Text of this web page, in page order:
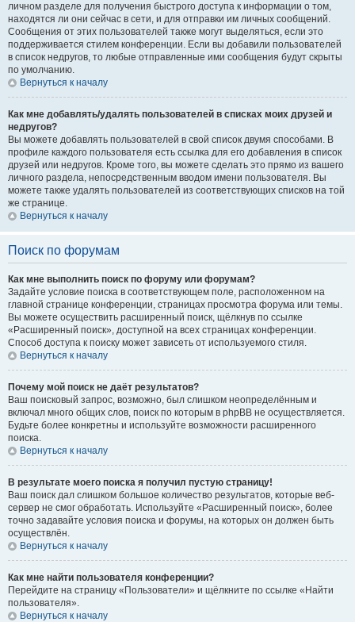
личном разделе для получения быстрого доступа к информации о том,
находятся ли они сейчас в сети, и для отправки им личных сообщений.
Сообщения от этих пользователей также могут выделяться, если это
поддерживается стилем конференции. Если вы добавили пользователей
в список недругов, то любые отправленные ими сообщения будут скрыты
по умолчанию.
Вернуться к началу
Как мне добавлять/удалять пользователей в списках моих друзей и
недругов?
Вы можете добавлять пользователей в свой список двумя способами. В
профиле каждого пользователя есть ссылка для его добавления в список
друзей или недругов. Кроме того, вы можете сделать это прямо из вашего
личного раздела, непосредственным вводом имени пользователя. Вы
можете также удалять пользователей из соответствующих списков на той
же странице.
Вернуться к началу
Поиск по форумам
Как мне выполнить поиск по форуму или форумам?
Задайте условие поиска в соответствующем поле, расположенном на
главной странице конференции, страницах просмотра форума или темы.
Вы можете осуществить расширенный поиск, щёлкнув по ссылке
«Расширенный поиск», доступной на всех страницах конференции.
Способ доступа к поиску может зависеть от используемого стиля.
Вернуться к началу
Почему мой поиск не даёт результатов?
Ваш поисковый запрос, возможно, был слишком неопределённым и
включал много общих слов, поиск по которым в phpBB не осуществляется.
Будьте более конкретны и используйте возможности расширенного
поиска.
Вернуться к началу
В результате моего поиска я получил пустую страницу!
Ваш поиск дал слишком большое количество результатов, которые веб-
сервер не смог обработать. Используйте «Расширенный поиск», более
точно задавайте условия поиска и форумы, на которых он должен быть
осуществлён.
Вернуться к началу
Как мне найти пользователя конференции?
Перейдите на страницу «Пользователи» и щёлкните по ссылке «Найти
пользователя».
Вернуться к началу